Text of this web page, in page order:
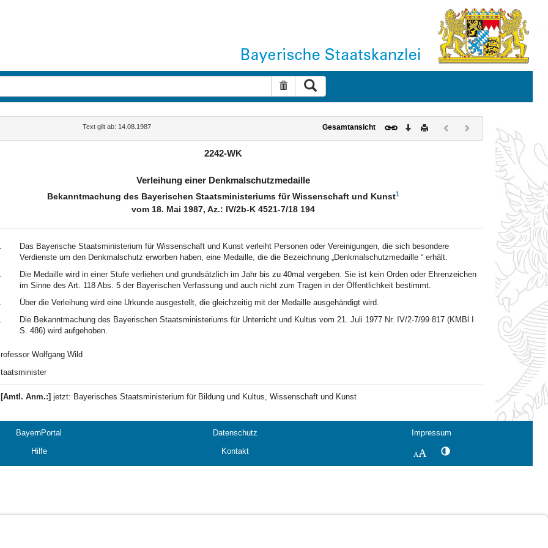
Suche zurücksetzen
Text gilt ab: 14.08.1987 Gesamtansicht Download
DruckenVorherigesNächstes
Dokument
(inaktiv)
2242-WK
Verleihung einer Denkmalschutzmedaille
Bekanntmachung des Bayerischen Staatsministeriums für Wissenschaft und Kunst1
vom 18. Mai 1987, Az.: IV/2b-K 4521-7/18 194
Das Bayerische Staatsministerium für Wissenschaft und Kunst verleiht Personen oder Vereinigungen, die sich besondere
Verdienste um den Denkmalschutz erworben haben, eine Medaille, die die Bezeichnung „Denkmalschutzmedaille “ erhält.
Die Medaille wird in einer Stufe verliehen und grundsätzlich im Jahr bis zu 40mal vergeben. Sie ist kein Orden oder Ehrenzeichen
im Sinne des Art. 118 Abs. 5 der Bayerischen Verfassung und auch nicht zum Tragen in der Öffentlichkeit bestimmt.
Über die Verleihung wird eine Urkunde ausgestellt, die gleichzeitig mit der Medaille ausgehändigt wird.
Die Bekanntmachung des Bayerischen Staatsministeriums für Unterricht und Kultus vom 21. Juli 1977 Nr. IV/2-7/99 817 (KMBl I
S. 486) wird aufgehoben.
Wolfgang Wild
[Amtl. Anm.:] jetzt: Bayerisches Staatsministerium für Bildung und Kultus, Wissenschaft und Kunst
BayernPortal Datenschutz
Impressum
Hilfe Kontakt SchriftgrößeKontrastwechsel